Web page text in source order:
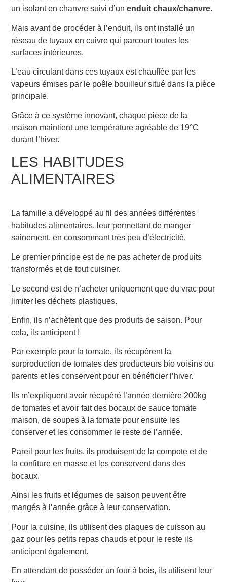
un isolant en chanvre suivi d’unenduit chaux/chanvre.
Mais avant de procéder à l’enduit, ils ont installé un
réseau de tuyaux en cuivre qui parcourt toutes les
surfaces intérieures.
L’eau circulant dans ces tuyaux est chauffée par les
vapeurs émises par le poêle bouilleur situé dans la pièce
principale.
Grâce à ce système innovant, chaque pièce de la
maison maintient une température agréable de 19°C
durant l’hiver.
LES HABITUDES
ALIMENTAIRES
La famille a développé au fil des années différentes
habitudes alimentaires, leur permettant de manger
sainement, en consommant très peu d’électricité.
Le premier principe est de ne pas acheter de produits
transformés et de tout cuisiner.
Le second est de n’acheter uniquement que du vrac pour
limiter les déchets plastiques.
Enfin, ils n’achètent que des produits de saison. Pour
cela, ils anticipent !
Par exemple pour la tomate, ils récupèrent la
surproduction de tomates des producteurs bio voisins ou
parents et les conservent pour en bénéficier l’hiver.
Ils m’expliquent avoir récupéré l’année dernière 200kg
de tomates et avoir fait des bocaux de sauce tomate
maison, de soupes à la tomate pour ensuite les
conserver et les consommer le reste de l’année.
Pareil pour les fruits, ils produisent de la compote et de
la confiture en masse et les conservent dans des
bocaux.
Ainsi les fruits et légumes de saison peuvent être
mangés à l’année grâce à leur conservation.
Pour la cuisine, ils utilisent des plaques de cuisson au
gaz pour les petits repas chauds et pour le reste ils
anticipent également.
En attendant de posséder un four à bois, ils utilisent leur